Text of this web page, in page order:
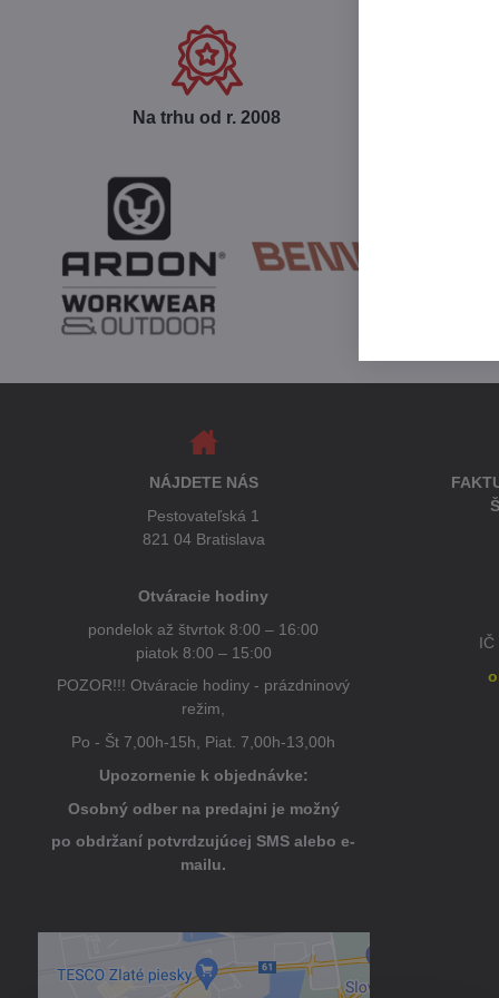
Na trhu od r​. 2008
NÁJDETE NÁS
Pestovateľská 1
821 04 Bratislava
Otváracie hodiny
pondelok až štvrtok 8:00 – 16:00
piatok 8:00 – 15:00
POZOR!!! Otváracie hodiny - prázdninový
režim,
Po - Št 7,00h-15h, Piat. 7,00h-13,00h
Upozornenie k objednávke:
Osobný odber na predajni je možný
po obdržaní potvrdzujúcej SMS alebo e-
mailu.
IČ